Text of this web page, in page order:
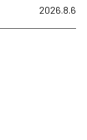
2026.8.6